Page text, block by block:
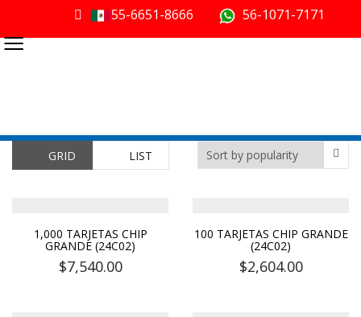
55-6651-8666 56-1071-7171
≡
GRID LIST
1,000 TARJETAS CHIP
GRANDE (24C02)
$7,540.00
100 TARJETAS CHIP GRANDE
(24C02)
$2,604.00